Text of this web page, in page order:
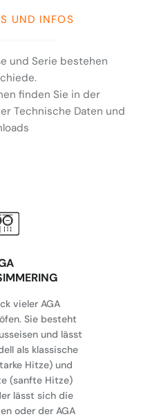
UND INFOS
und Serie bestehen
finden Sie in der
Technische Daten und
vieler AGA
Sie besteht
und lässt
als klassische
Hitze) und
(sanfte Hitze)
lässt sich die
oder der AGA